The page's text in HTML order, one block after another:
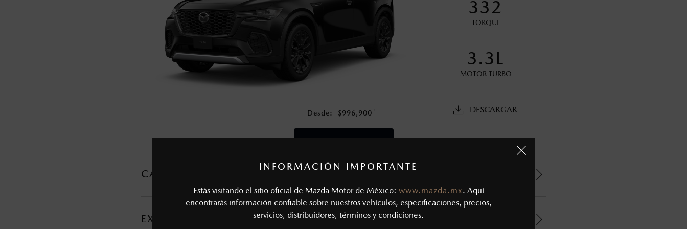
INFORMACIÓN IMPORTANTE
Estás visitando el sitio oficial de Mazda Motor de México: www.mazda.mx. Aquí
encontrarás información confiable sobre nuestros vehículos, especificaciones, precios,
servicios, distribuidores, términos y condiciones.
332
TORQUE
3.3L
MOTOR TURBO
DESCARGAR
Desde: $996,900 1
COTIZA TU MAZDA
CARACTERÍSTICAS MECÁNICAS
MOTOR Y TRANSMISIÓN
Tipo de motor: 3.3L Turbo e-SKYACTIV®-G
Potencia (hp @ rpm): 280 @ 5,000 - 6,000
Torque (lb-ft @ rpm): 332 @ 2,000 - 3,500
EXTERIOR
La vigencia de la Garantía Extendida comienza una vez que la garantía original del vehículo haya vencido, es decir, a partir de los primeros 36 meses o 60,000 km.
Los precios y especificaciones indicados en esta página son al menudeo, sugeridos por el fabricante, en moneda de los Estados Unidos Mexicanos, incluyen: I.V.A., e
I.S.A.N., y pueden cambiar sin previo aviso, no incluyen: tenencias, placas, accesorios, seguro y gastos administrativos. Mazda de México, se reserva el derecho de